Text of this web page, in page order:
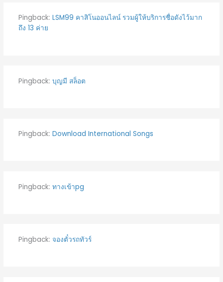
Pingback: LSM99 คาสิโนออนไลน์ รวมผู้ให้บริการชื่อดังไว้มาก
ถึง 13 ค่าย
Pingback: บุญมี สล็อต
Pingback: Download International Songs
Pingback: ทางเข้าpg
Pingback: จองตั๋วรถทัวร์